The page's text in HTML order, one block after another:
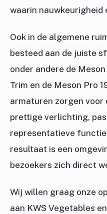
waarin
Ook in de algemene
besteed aan de juiste
onder andere de
Trim en de Meson Pro
armaturen zorgen voor
prettige verlichting,
representatieve
resultaat is een
bezoekers zich direct
Wij willen graag onze
aan KWS Vegetables